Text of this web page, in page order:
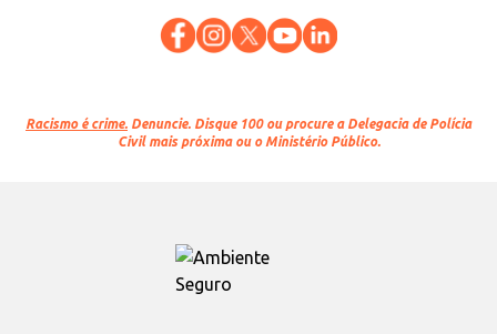
Racismo é crime. Denuncie. Disque 100 ou procure a Delegacia de Polícia
Civil mais próxima ou o Ministério Público.